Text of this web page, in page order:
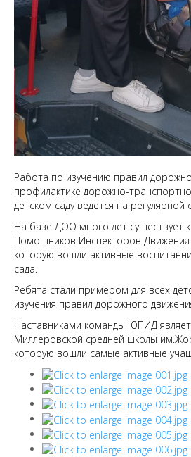
Работа по изучению правил
профилактике дорожно-
детском саду ведется на регулярной
На базе ДОО много лет существует
Помощников Инспекторов
которую вошли активные
сада.
Ребята стали примером для всех
изучения правил дорожного
Наставниками команды ЮПИД
Миллеровской средней школы
которую вошли самые активные